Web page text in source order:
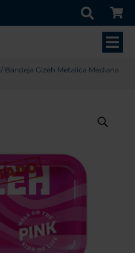
/ Bandeja Gizeh Metalica Mediana